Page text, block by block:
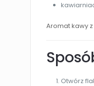
Aromat kawy
Otwórz